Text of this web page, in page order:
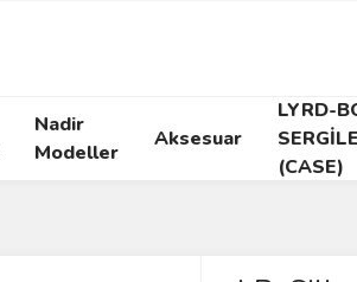
Nadir
Modeller
Aksesuar
LYRD-
(CASE)